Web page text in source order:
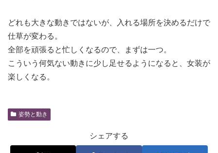
どれも大きな動きではないが、入れる場所を決めるだけで
仕草が変わる。
全部を頑張ると忙しくなるので、まずは一つ。
こういう何気ない動きに少し足せるようになると、女装が
楽しくなる。
姿勢と動き
シェアする